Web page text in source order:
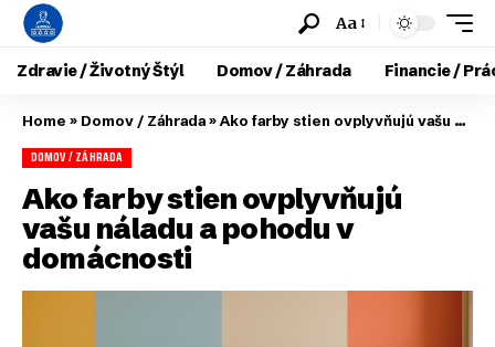
Aa
Zdravie / Životný Štýl Domov / Záhrada Financie /
Home » Domov / Záhrada»Ako farby stien ovplyvňujú vašu náladu a pohodu v domácnosti
DOMOV / ZÁHRADA
Ako farby stien ovplyvňujú
vašu náladu a pohodu v
domácnosti